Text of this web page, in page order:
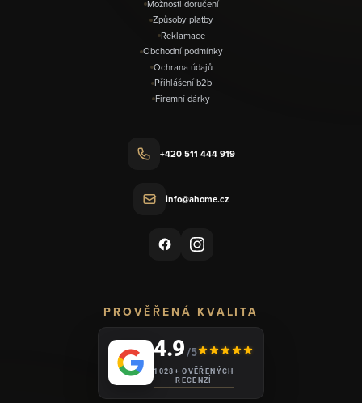
Možnosti doručení
Způsoby platby
Reklamace
Obchodní podmínky
Ochrana údajů
Přihlášení b2b
Firemní dárky
+420 511 444 919
info@ahome.cz
PROVĚŘENÁ KVALITA
4.9/5
1028+ OVĚŘENÝCH
RECENZÍ